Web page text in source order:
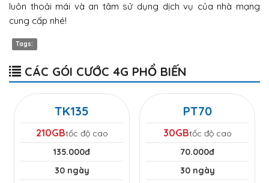
luôn thoải mái và an tâm sử dụng dịch vụ của nhà mạng
cung cấp nhé!
Tags:
CÁC GÓI CƯỚC 4G PHỔ BIẾN
TK135
210GBtốc độ cao
135.000đ
30 ngày
PT70
30GBtốc độ cao
70.000đ
30 ngày